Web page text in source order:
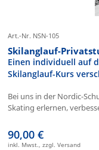
Art.-Nr. NSN-105
Skilanglauf-
Einen individuell auf
Skilanglauf-Kurs
Bei uns in der Nordic-
Skating erlernen,
90,00 €
inkl. Mwst., zzgl. Versand